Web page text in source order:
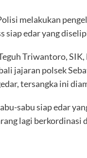
melakukan
siap edar yang
Triwantoro,
jajaran polsek
tersangka ini
sabu siap edar
lagi berkordinasi